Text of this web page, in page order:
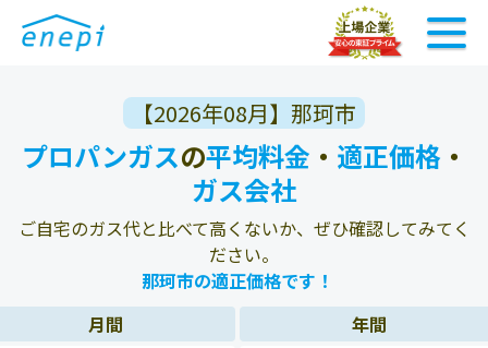
【2026年08月】那珂市
プロパンガスの平均料金 ・ 適正価格 ・
ガス会社
ご自宅のガス代と比べて高くないか、ぜひ確認してみてく
ださい。
那珂市の適正価格です！
月間
年間